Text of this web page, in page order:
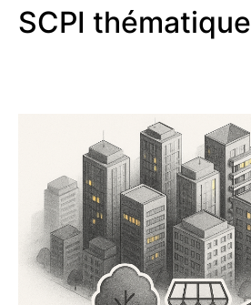
SCPI thématique